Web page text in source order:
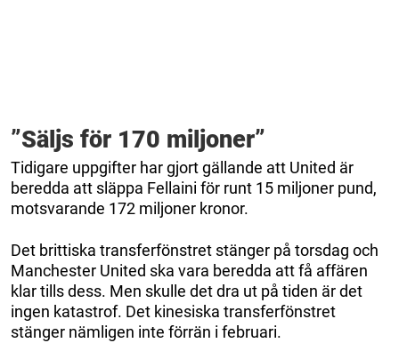
”Säljs för 170 miljoner”
Tidigare uppgifter har gjort gällande att United är
beredda att släppa Fellaini för runt 15 miljoner pund,
motsvarande 172 miljoner kronor.
Det brittiska transferfönstret stänger på torsdag och
Manchester United ska vara beredda att få affären
klar tills dess. Men skulle det dra ut på tiden är det
ingen katastrof. Det kinesiska transferfönstret
stänger nämligen inte förrän i februari.